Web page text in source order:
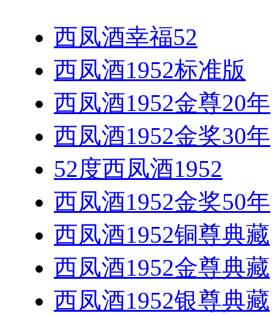
西凤酒幸福52
西凤酒1952标准版
西凤酒1952金尊20年
西凤酒1952金奖30年
52度西凤酒1952
西凤酒1952金奖50年
西凤酒1952铜尊典藏
西凤酒1952金尊典藏
西凤酒1952银尊典藏